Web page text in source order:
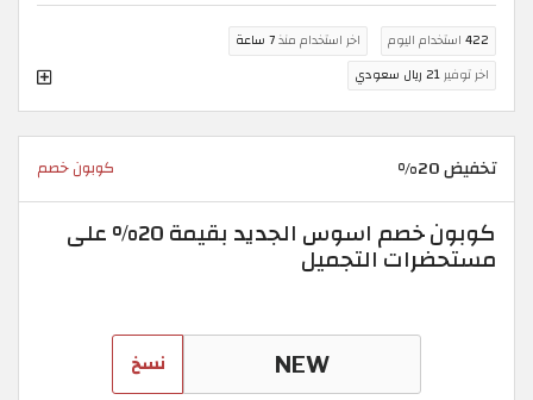
422 استخدام اليوم اخر استخدام منذ7 ساعة
اخر توفير21 ريال سعودي
تخفيض 20% كوبون خصم
كوبون خصم اسوس الجديد بقيمة 20% على
مستحضرات التجميل
نسخ